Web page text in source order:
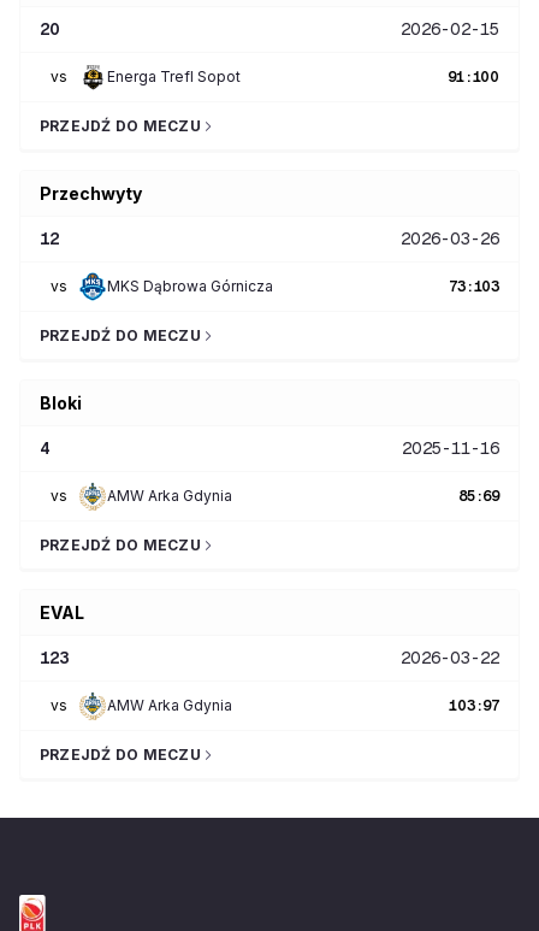
20 2026-02-15
vs Energa Trefl Sopot 91:100
PRZEJDŹ DO MECZU
Przechwyty
12 2026-03-26
vs MKS Dąbrowa Górnicza 73:103
PRZEJDŹ DO MECZU
Bloki
4 2025-11-16
vs AMW Arka Gdynia 85:69
PRZEJDŹ DO MECZU
EVAL
123 2026-03-22
vs AMW Arka Gdynia 103:97
PRZEJDŹ DO MECZU